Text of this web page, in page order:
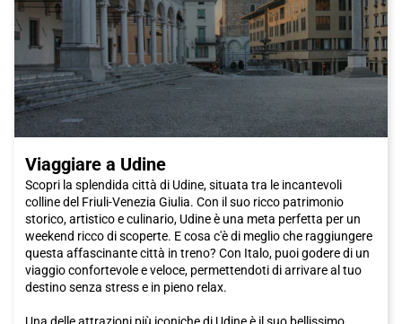
comodamente e in modo ecologico. Non perdete l'occasione di
scoprire tutte le meraviglie che Desenzano del Garda ha da
offrire!
Viaggiare a Udine
Scopri la splendida città di Udine, situata tra le incantevoli
colline del Friuli-Venezia Giulia. Con il suo ricco patrimonio
storico, artistico e culinario, Udine è una meta perfetta per un
weekend ricco di scoperte. E cosa c'è di meglio che raggiungere
questa affascinante città in treno? Con Italo, puoi godere di un
viaggio confortevole e veloce, permettendoti di arrivare al tuo
destino senza stress e in pieno relax.
Una delle attrazioni più iconiche di Udine è il suo bellissimo